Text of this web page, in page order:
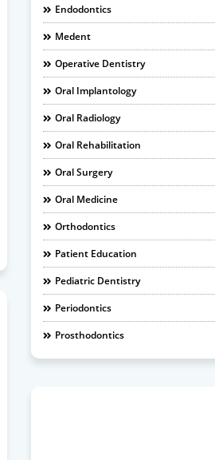
Endodontics
Medent
Operative Dentistry
Oral Implantology
Oral Radiology
Oral Rehabilitation
Oral Surgery
Oral Medicine
Orthodontics
Patient Education
Pediatric Dentistry
Periodontics
Prosthodontics